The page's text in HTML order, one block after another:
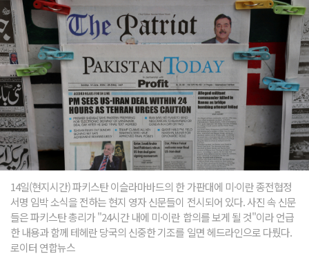
14일(현지시간) 파키스탄 이슬라마바드의 한 가판대에 미·이란 종전협정
서명 임박 소식을 전하는 현지 영자 신문들이 전시되어 있다. 사진 속 신문
들은 파키스탄 총리가 "24시간 내에 미·이란 합의를 보게 될 것"이라 언급
한 내용과 함께 테헤란 당국의 신중한 기조를 일면 헤드라인으로 다뤘다.
로이터 연합뉴스